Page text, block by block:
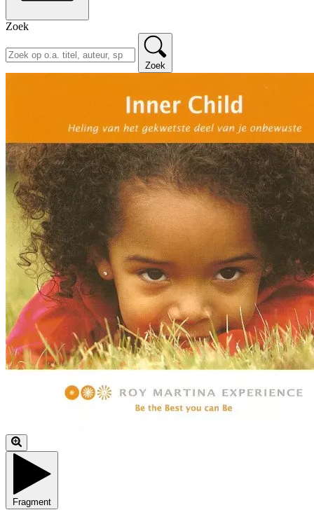
Zoek
Zoek
Fragment